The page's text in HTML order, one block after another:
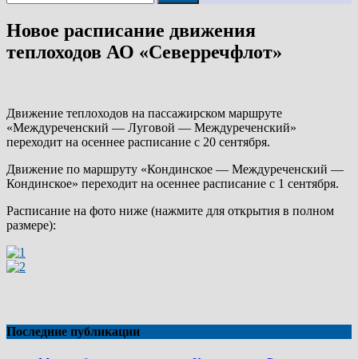
Новое расписание движения
теплоходов АО «Северречфлот»
Движение теплоходов на пассажирском маршруте
«Междуреченский — Луговой — Междуреченский»
переходит на осеннее расписание с 20 сентября.
Движение по маршруту «Кондинское — Междуреченский —
Кондинское» переходит на осеннее расписание с 1 сентября.
Расписание на фото ниже (нажмите для открытия в полном
размере):
Последние публикации